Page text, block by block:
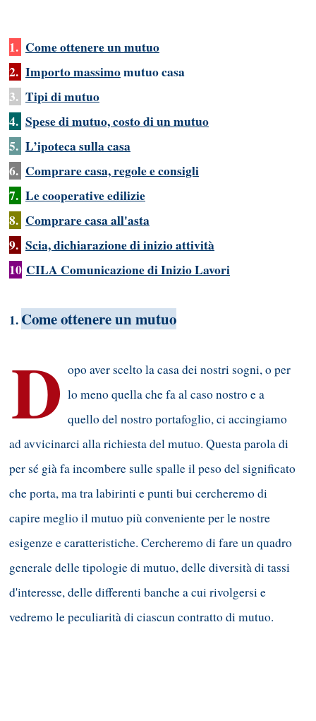
1. Come ottenere un mutuo
2. Importo massimomutuo casa
3. Tipi di mutuo
4. Spese di mutuo, costo di un mutuo
5. L’ipoteca sulla casa
6. Comprare casa, regole e consigli
7. Le cooperative edilizie
8. Comprare casa all'asta
9. Scia, dichiarazione di inizio attività
10 CILA Comunicazione di Inizio Lavori
1. Come ottenere un mutuo
D opo aver scelto la casa dei nostri sogni, o per
lo meno quella che fa al caso nostro e a
quello del nostro portafoglio, ci accingiamo
ad avvicinarci alla richiesta del mutuo. Questa parola di
per sé già fa incombere sulle spalle il peso del significato
che porta, ma tra labirinti e punti bui cercheremo di
capire meglio il mutuo più conveniente per le nostre
esigenze e caratteristiche. Cercheremo di fare un quadro
generale delletipologie di mutuo, delle diversità di tassi
d'interesse, delle differenti banche a cui rivolgersi e
vedremo le peculiarità di ciascun contratto di mutuo.